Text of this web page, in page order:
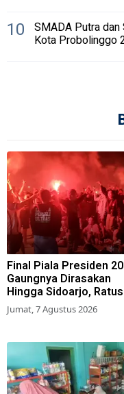
10 SMADA Putra
Kota Probolinggo
Final Piala Presiden
Gaungnya Dirasakan
Hingga Sidoarjo,
Suporter Nobar Gratis
Jumat, 7 Agustus 2026